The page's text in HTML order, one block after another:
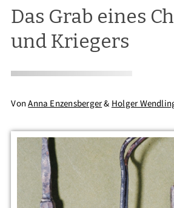
Das Grab eines
und Kriegers
VonAnna Enzensberger& Holger